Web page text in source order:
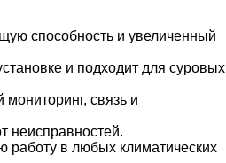
способность и увеличенный
и подходит для суровых
связь и
неисправностей.
работу в любых климатических